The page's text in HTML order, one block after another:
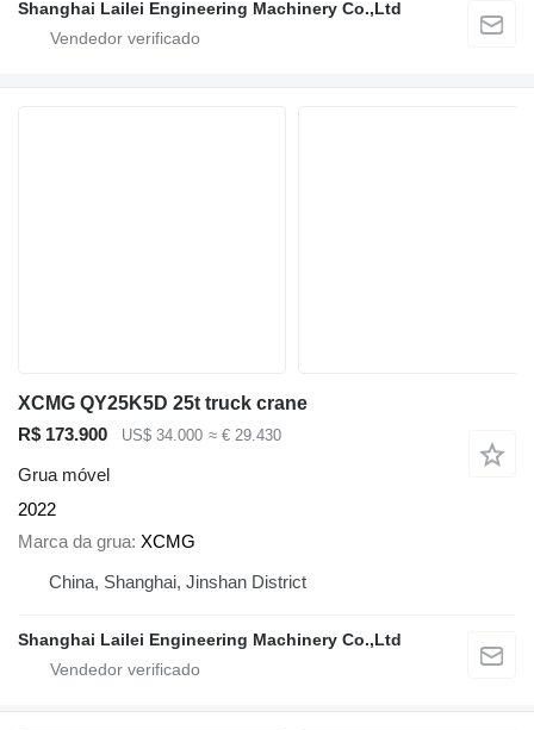
Shanghai Lailei Engineering Machinery Co.,Ltd
XCMG QY25K5D 25t truck crane
R$ 173.900
US$ 34.000 ≈ € 29.430
Grua móvel
2022
Marca da grua XCMG
China, Shanghai, Jinshan District
Shanghai Lailei Engineering Machinery Co.,Ltd